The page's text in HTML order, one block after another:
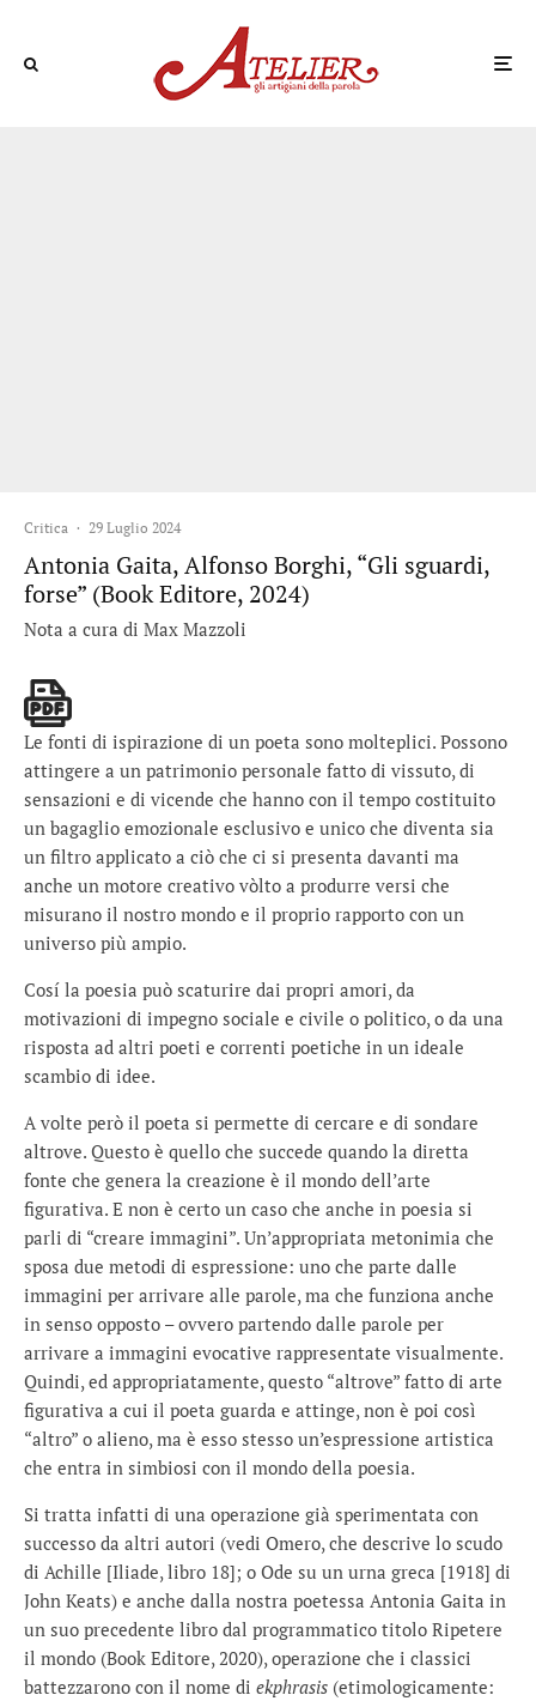
Critica · 29 Luglio 2024
Antonia Gaita, Alfonso Borghi, “Gli sguardi,
forse” (Book Editore, 2024)
Nota a cura di Max Mazzoli
Le fonti di ispirazione di un poeta sono molteplici. Possono
attingere a un patrimonio personale fatto di vissuto, di
sensazioni e di vicende che hanno con il tempo costituito
un bagaglio emozionale esclusivo e unico che diventa sia
un filtro applicato a ciò che ci si presenta davanti ma
anche un motore creativo vòlto a produrre versi che
misurano il nostro mondo e il proprio rapporto con un
universo più ampio.
Cosí la poesia può scaturire dai propri amori, da
motivazioni di impegno sociale e civile o politico, o da una
risposta ad altri poeti e correnti poetiche in un ideale
scambio di idee.
A volte però il poeta si permette di cercare e di sondare
altrove. Questo è quello che succede quando la diretta
fonte che genera la creazione è il mondo dell’arte
figurativa. E non è certo un caso che anche in poesia si
parli di “creare immagini”. Un’appropriata metonimia che
sposa due metodi di espressione: uno che parte dalle
immagini per arrivare alle parole, ma che funziona anche
in senso opposto – ovvero partendo dalle parole per
arrivare a immagini evocative rappresentate visualmente.
Quindi, ed appropriatamente, questo “altrove” fatto di arte
figurativa a cui il poeta guarda e attinge, non è poi così
“altro” o alieno, ma è esso stesso un’espressione artistica
che entra in simbiosi con il mondo della poesia.
Si tratta infatti di una operazione già sperimentata con
successo da altri autori (vedi Omero, che descrive lo scudo
di Achille [Iliade, libro 18]; o Ode su un urna greca [1918] di
John Keats) e anche dalla nostra poetessa Antonia Gaita in
un suo precedente libro dal programmatico titolo Ripetere
il mondo (Book Editore, 2020), operazione che i classici
battezzarono con il nome di ekphrasis (etimologicamente: